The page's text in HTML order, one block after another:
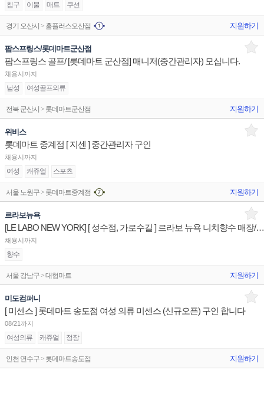
침구 이불 매트 쿠션
경기 오산시 > 홈플러스오산점 지원하기
팜스프링스/롯데마트군산점
팜스프링스 골프/ [롯데마트 군산점] 매니저(중간관리자) 모십니다.
채용시까지
남성 여성골프의류
전북 군산시 > 롯데마트군산점 지원하기
위비스
롯데마트 중계점 [ 지센 ] 중간관리자 구인
채용시까지
여성 캐쥬얼 스포츠
서울 노원구 > 롯데마트중계점 지원하기
르라보뉴욕
[LE LABO NEW YORK] [ 성수점, 가로수길 ] 르라보 뉴욕 니치향수 매장/유지/관리 판매전문직원
채용시까지
향수
서울 강남구 > 대형마트 지원하기
미도컴퍼니
[ 미센스 ] 롯데마트 송도점 여성 의류 미센스 (신규오픈) 구인 합니다
08/21까지
여성의류 캐쥬얼 정장
인천 연수구 > 롯데마트송도점 지원하기